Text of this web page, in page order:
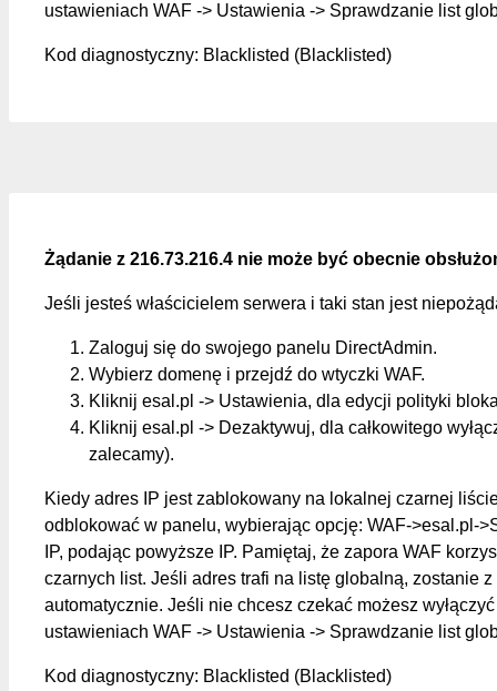
ustawieniach WAF -> Ustawienia -> Sprawdzanie list
Kod diagnostyczny: Blacklisted (Blacklisted)
Żądanie z 216.73.216.4 nie może być obecnie
Jeśli jesteś właścicielem serwera i taki stan jest
Zaloguj się do swojego panelu DirectAdmin.
Wybierz domenę i przejdź do wtyczki WAF.
Kliknij esal.pl -> Ustawienia, dla edycji polityki
Kliknij esal.pl -> Dezaktywuj, dla całkowitego
zalecamy).
Kiedy adres IP jest zablokowany na lokalnej czarnej
odblokować w panelu, wybierając opcję: WAF->esal.pl-
IP, podając powyższe IP. Pamiętaj, że zapora WAF
czarnych list. Jeśli adres trafi na listę globalną, zostanie
automatycznie. Jeśli nie chcesz czekać możesz
ustawieniach WAF -> Ustawienia -> Sprawdzanie list
Kod diagnostyczny: Blacklisted (Blacklisted)